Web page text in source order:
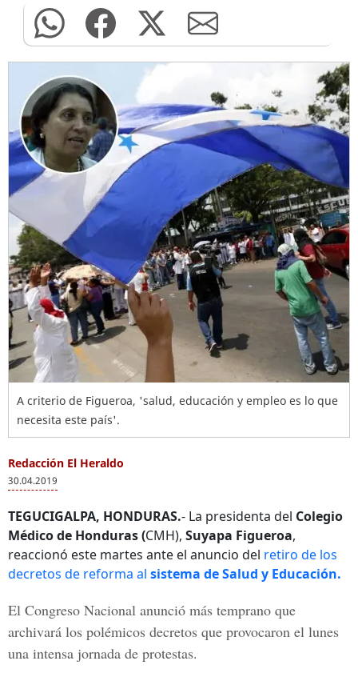
A criterio de Figueroa, 'salud, educación y empleo es lo que
necesita este país'.
Redacción El Heraldo
30.04.2019
TEGUCIGALPA, HONDURAS.- La presidenta del Colegio
Médico de Honduras (CMH), Suyapa Figueroa,
reaccionó este martes ante el anuncio del retiro de los
decretos de reforma al sistema de Salud y Educación.
El Congreso Nacional anunció más temprano que
archivará los polémicos decretos que provocaron el lunes
una intensa jornada de protestas.